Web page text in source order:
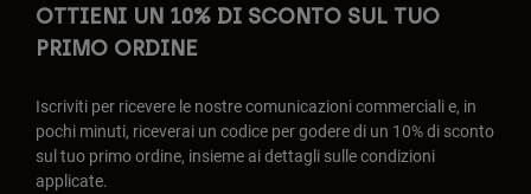
OTTIENI UN 10% DI SCONTO SUL TUO
PRIMO ORDINE
Iscriviti per ricevere le nostre comunicazioni commerciali e, in
pochi minuti, riceverai un codice per godere di un 10% di sconto
sul tuo primo ordine, insieme ai dettagli sulle condizioni
applicate.